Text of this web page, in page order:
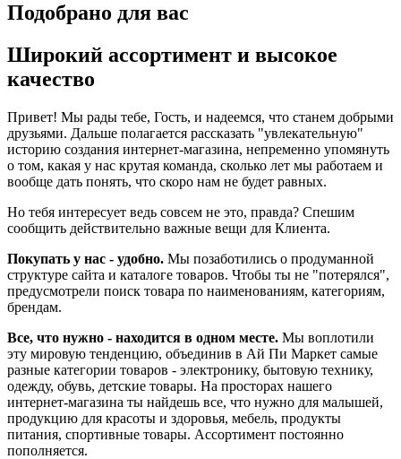
Подобрано для вас
Широкий ассортимент и высокое
качество
Привет! Мы рады тебе, Гость, и надеемся, что станем добрыми
друзьями. Дальше полагается рассказать "увлекательную"
историю создания интернет-магазина, непременно упомянуть
о том, какая у нас крутая команда, сколько лет мы работаем и
вообще дать понять, что скоро нам не будет равных.
Но тебя интересует ведь совсем не это, правда? Спешим
сообщить действительно важные вещи для Клиента.
Покупать у нас - удобно. Мы позаботились о продуманной
структуре сайта и каталоге товаров. Чтобы ты не "потерялся",
предусмотрели поиск товара по наименованиям, категориям,
брендам.
Все, что нужно - находится в одном месте. Мы воплотили
эту мировую тенденцию, объединив в Ай Пи Маркет самые
разные категории товаров - электронику, бытовую технику,
одежду, обувь, детские товары. На просторах нашего
интернет-магазина ты найдешь все, что нужно для малышей,
продукцию для красоты и здоровья, мебель, продукты
питания, спортивные товары. Ассортимент постоянно
пополняется.